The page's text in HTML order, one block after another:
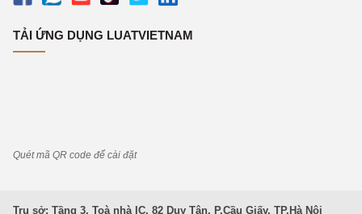
TẢI ỨNG DỤNG LUATVIETNAM
Quét mã QR code để cài đặt
Trụ sở: Tầng 3, Toà nhà IC, 82 Duy Tân, P.Cầu Giấy, TP.Hà Nội